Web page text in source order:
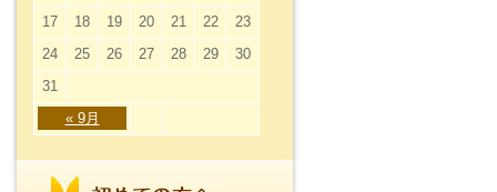
« 9月
17
18 19 20 21 22
23
24
25 26 27 28 29
30
31